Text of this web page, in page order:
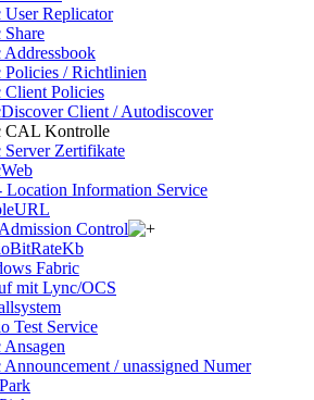
User Replicator
Addressbook
Policies / Richtlinien
Client Policies
Client / Autodiscover
CAL Kontrolle
Server Zertifikate
Location Information Service
Control
Fabric
mit Lync/OCS
Test Service
/ unassigned Numer